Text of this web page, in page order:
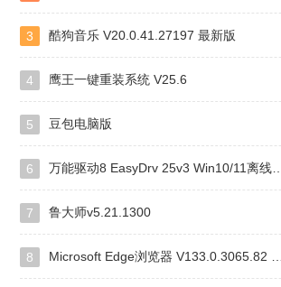
3 酷狗音乐 V20.0.41.27197 最新版
4 鹰王一键重装系统 V25.6
5 豆包电脑版
6 万能驱动8 EasyDrv 25v3 Win10/11离线驱动包
7 鲁大师v5.21.1300
8 Microsoft Edge浏览器 V133.0.3065.82 官方版